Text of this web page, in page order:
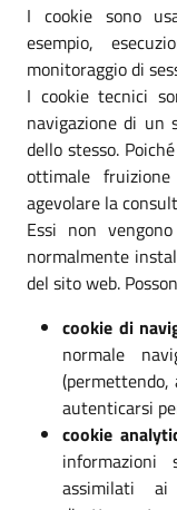
I cookie sono
esempio,
monitoraggio di
I cookie tecnici
navigazione di un
dello stesso.
ottimale
agevolare la
Essi non
normalmente
del sito web.
cookie di
normale
(permettendo,
autenticarsi
cookie
assimilati